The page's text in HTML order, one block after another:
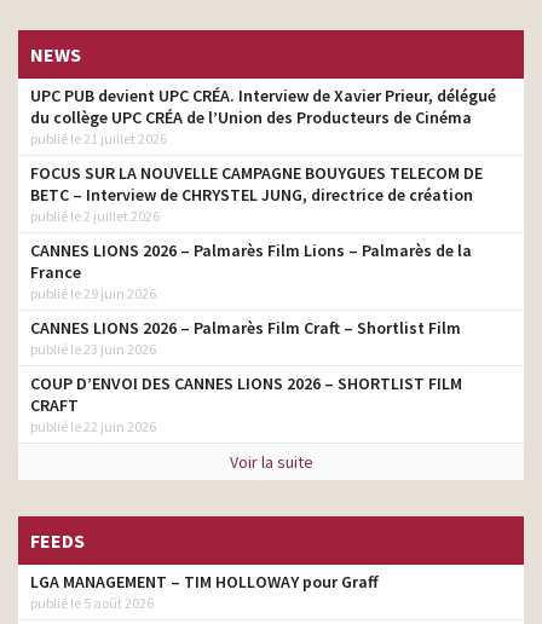
Coupe du Monde Rugby
France 2023 – Célébrons
Véligo Location – 6 mois
qui changent la vie
producteur
Somfy – Et vous quel
Somfy êtes vous ?
tv prod
y a tant d’îles en elles –
2020
producteur
fête ses 10 ans
producteur
Subway – Ose créer ton
Sub – Beef Barbacoa
producteur
Subway – Ose créer ton
nettoyant micellaire tout
en 1
tv prod
Beko – Lave vaisselle
AutoDose
producteur
NEWS
UPC PUB devient UPC CRÉA. Interview de Xavier Prieur, délégué
du collège UPC CRÉA de l’Union des Producteurs de Cinéma
publié le 21 juillet 2026
FOCUS SUR LA NOUVELLE CAMPAGNE BOUYGUES TELECOM DE
BETC – Interview de CHRYSTEL JUNG, directrice de création
publié le 2 juillet 2026
CANNES LIONS 2026 – Palmarès Film Lions – Palmarès de la
France
publié le 29 juin 2026
CANNES LIONS 2026 – Palmarès Film Craft – Shortlist Film
publié le 23 juin 2026
COUP D’ENVOI DES CANNES LIONS 2026 – SHORTLIST FILM
CRAFT
publié le 22 juin 2026
Voir la suite
FEEDS
LGA MANAGEMENT – TIM HOLLOWAY pour Graff
publié le 5 août 2026